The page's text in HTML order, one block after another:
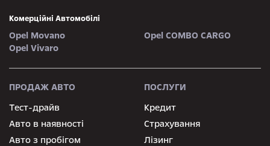
Комерційні Автомобілі
Opel Movano
Opel COMBO CARGO
Opel Vivaro
ПРОДАЖ АВТО
Тест-драйв
Авто в наявності
Авто з пробігом
ПОСЛУГИ
Кредит
Страхування
Лізинг